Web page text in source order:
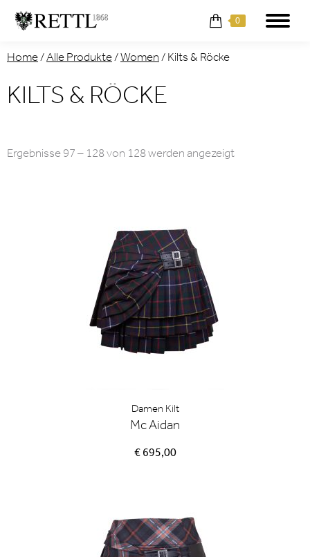
0
Home/Alle Produkte/Women / Kilts & Röcke
KILTS & RÖCKE
Ergebnisse 97 – 128 von 128 werden angezeigtNach
Damen Kilt
Mc Aidan
€ 695,00